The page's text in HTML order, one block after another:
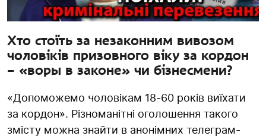
Хто стоїть за незаконним вивозом
чоловіків призовного віку за кордон
– «воры в законе» чи бізнесмени?
«Допоможемо чоловікам 18-60 років виїхати
за кордон». Різноманітні оголошення такого
змісту можна знайти в анонімних телеграм-